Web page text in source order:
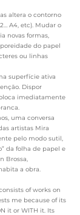
o contorno
A4, etc). Mudar o
novas formas,
do papel
ou linhas
ativa
Dispor
imediatamente
conversa
artistas Mira
pelo modo sutil,
da folha de papel e
Brossa,
a obra.
of works on
me because of its
it or WITH it. Its